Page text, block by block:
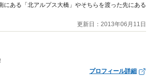
ある「北アルプス大橋」やそちらを渡った先にある
更新日：2013年06月11日
プロフィール詳細